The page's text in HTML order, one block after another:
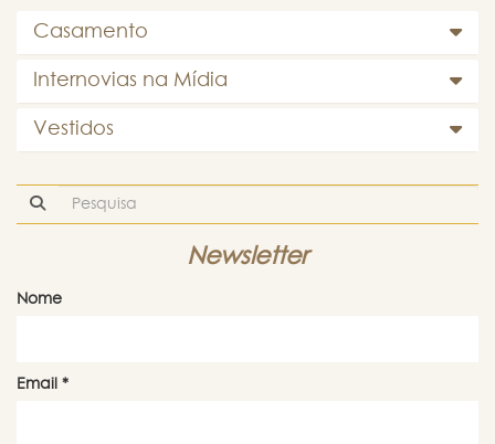
Casamento
Internovias na Mídia
Vestidos
Newsletter
Nome
Email *